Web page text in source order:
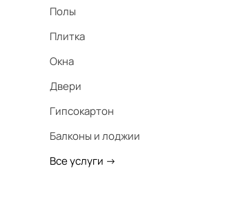
Полы
Плитка
Окна
Двери
Гипсокартон
Балконы и лоджии
Все услуги ->